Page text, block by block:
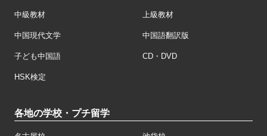
中級教材 上級教材
中国現代文学 中国語翻訳版
子ども中国語 CD・DVD
HSK検定
各地の学校・プチ留学